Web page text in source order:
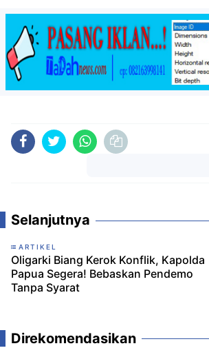
Selanjutnya
ARTIKEL
Oligarki Biang Kerok Konflik, Kapolda
Papua Segera! Bebaskan Pendemo
Tanpa Syarat
Direkomendasikan